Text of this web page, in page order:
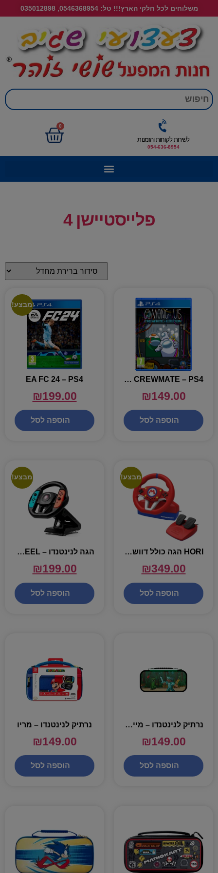
משלוחים לכל חלקי הארץ!!! טל: 0546368954, 035012898
לשירות לקוחות והזמנות
054-636-8954
0
פלייסטיישן 4
AMOUG US – CREWMATE – PS4
₪149.00
הוספה לסל
מבצע!
EA FC 24 – PS4
₪199.00
הוספה לסל
מבצע!
HORI הגה כולל דוושות Kartracing Wheel Pro Mario for – SWITCH
₪349.00
הוספה לסל
מבצע!
הגה לנינטנדו – SWITCH TABLE TOP STEERING WHEEL
₪199.00
הוספה לסל
נרתיק לנינטנדו – מיינקראפט
₪149.00
הוספה לסל
נרתיק לנינטנדו – מריו
₪149.00
הוספה לסל